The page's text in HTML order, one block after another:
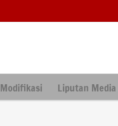
Modifikasi Liputan Media